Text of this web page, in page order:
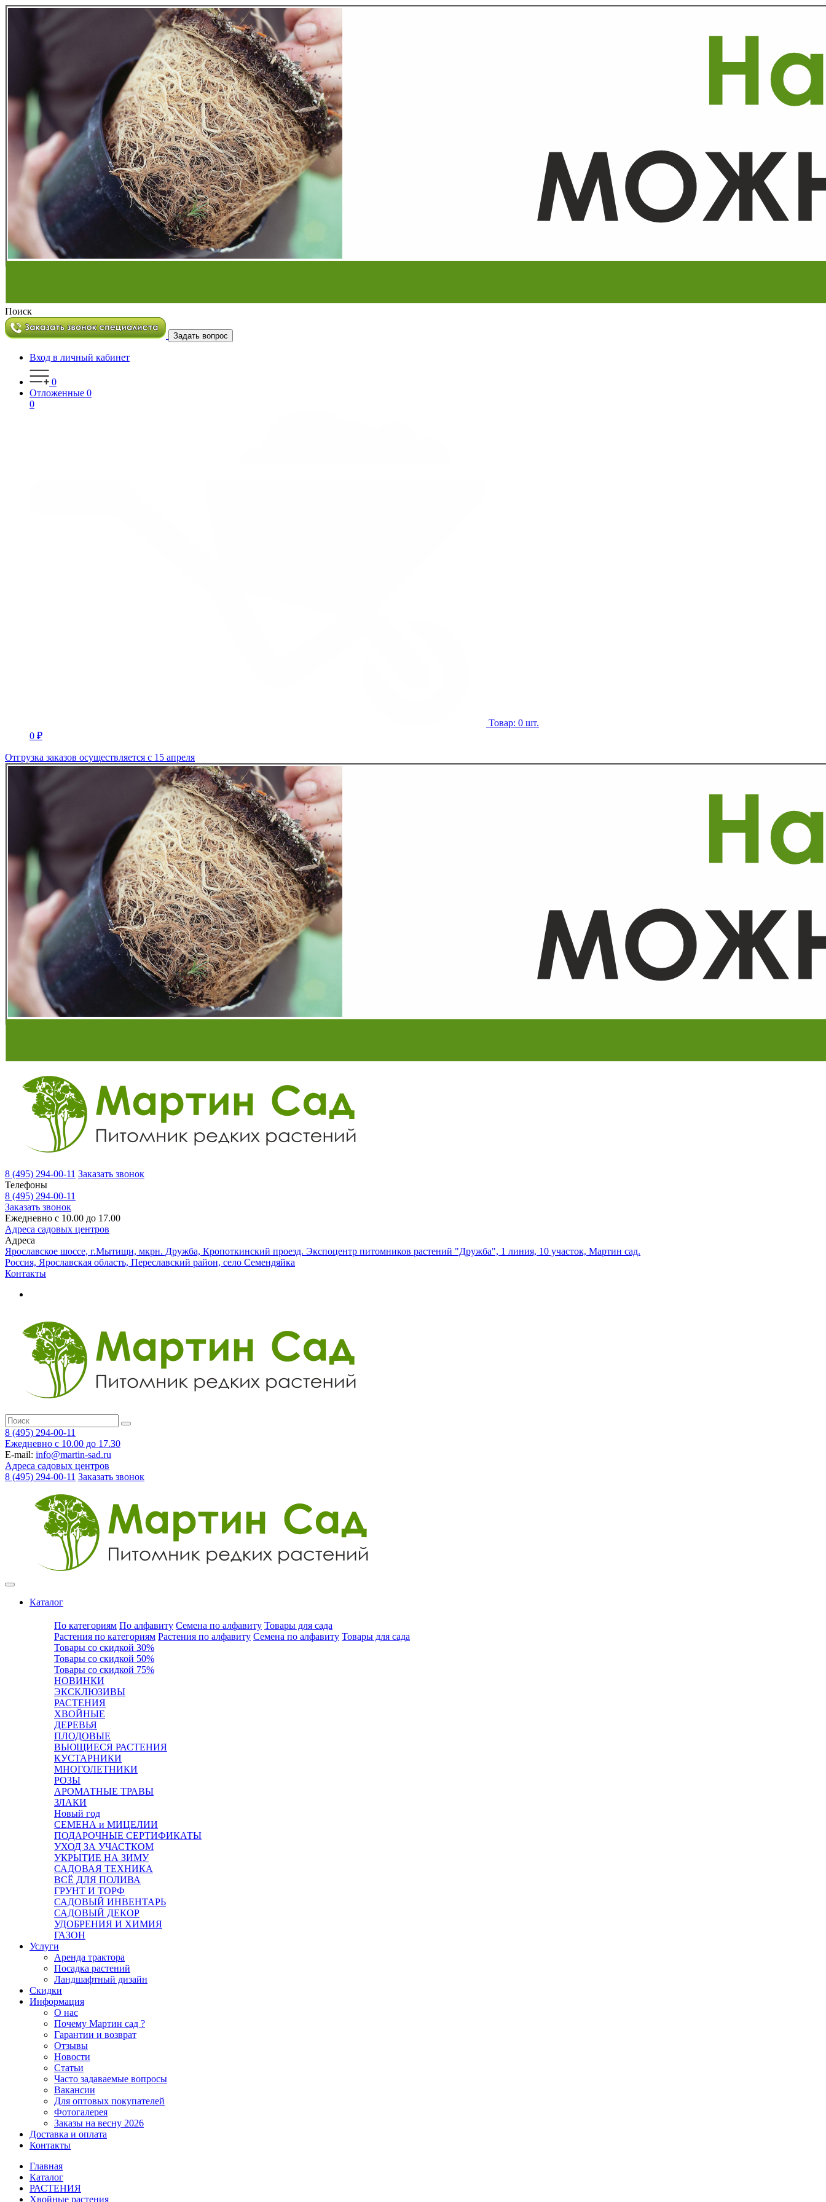
Поиск
Задать вопрос
Вход в личный кабинет
0
Отложенные 0
0
Товар: 0 шт.
0 ₽
Отгрузка заказов осуществляется с 15 апреля
8 (495) 294-00-11 Заказать звонок
Телефоны
8 (495) 294-00-11
Заказать звонок
Ежедневно с 10.00 до 17.00
Адреса садовых центров
Адреса
Ярославское шоссе, г.Мытищи, мкрн. Дружба, Кропоткинский проезд. Экспоцентр питомников растений "Дружба", 1 линия, 10 участок, Мартин сад.
Россия, Ярославская область, Переславский район, село Семендяйка
Контакты
8 (495) 294-00-11
Ежедневно с 10.00 до 17.30
E-mail: info@martin-sad.ru
Адреса садовых центров
8 (495) 294-00-11 Заказать звонок
Каталог
По категориям По алфавиту Семена по алфавиту Товары для сада
Растения по категориям Растения по алфавиту Семена по алфавиту Товары для сада
Товары со скидкой 30%
Товары со скидкой 50%
Товары со скидкой 75%
НОВИНКИ
ЭКСКЛЮЗИВЫ
РАСТЕНИЯ
ХВОЙНЫЕ
ДЕРЕВЬЯ
ПЛОДОВЫЕ
ВЬЮЩИЕСЯ РАСТЕНИЯ
КУСТАРНИКИ
МНОГОЛЕТНИКИ
РОЗЫ
АРОМАТНЫЕ ТРАВЫ
ЗЛАКИ
Новый год
СЕМЕНА и МИЦЕЛИИ
ПОДАРОЧНЫЕ СЕРТИФИКАТЫ
УХОД ЗА УЧАСТКОМ
УКРЫТИЕ НА ЗИМУ
САДОВАЯ ТЕХНИКА
ВСЁ ДЛЯ ПОЛИВА
ГРУНТ И ТОРФ
САДОВЫЙ ИНВЕНТАРЬ
САДОВЫЙ ДЕКОР
УДОБРЕНИЯ И ХИМИЯ
ГАЗОН
Услуги
Аренда трактора
Посадка растений
Ландшафтный дизайн
Скидки
Информация
О нас
Почему Мартин сад ?
Гарантии и возврат
Отзывы
Новости
Статьи
Часто задаваемые вопросы
Вакансии
Для оптовых покупателей
Фотогалерея
Заказы на весну 2026
Доставка и оплата
Контакты
Главная
Каталог
РАСТЕНИЯ
Хвойные растения